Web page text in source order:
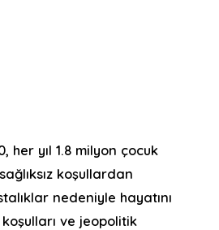
her yıl 1.8 milyon çocuk
koşullardan
nedeniyle hayatını
ve jeopolitik